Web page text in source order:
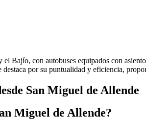
Bajío, con autobuses equipados con
por su puntualidad y eficiencia,
San Miguel de Allende
Miguel de Allende?